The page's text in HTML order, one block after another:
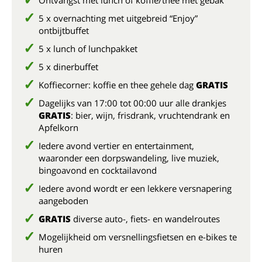
5 x overnachting met uitgebreid “Enjoy”
ontbijtbuffet
5 x lunch of lunchpakket
5 x dinerbuffet
Koffiecorner: koffie en thee gehele dag GRATIS
Dagelijks van 17:00 tot 00:00 uur alle drankjes
GRATIS: bier, wijn, frisdrank, vruchtendrank en
Apfelkorn
Iedere avond vertier en entertainment,
waaronder een dorpswandeling, live muziek,
bingoavond en cocktailavond
Iedere avond wordt er een lekkere versnapering
aangeboden
GRATIS diverse auto-, fiets- en wandelroutes
Mogelijkheid om versnellingsfietsen en e-bikes te
huren